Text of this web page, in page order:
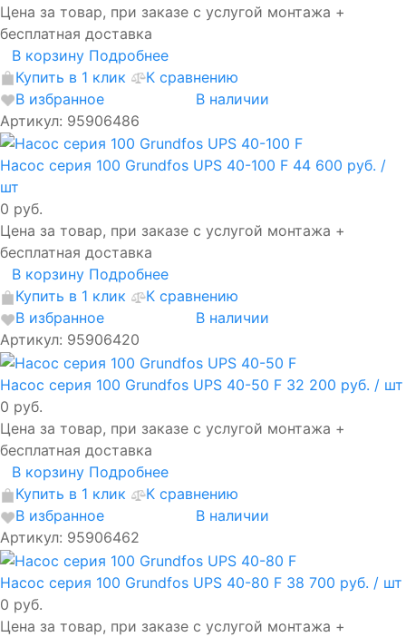
Цена за товар, при заказе с услугой монтажа +
бесплатная доставка
В корзину Подробнее
Купить в 1 клик
К сравнению
В избранное
В наличии
Артикул: 95906486
Насос серия 100 Grundfos UPS 40-100 F 44 600 руб. /
шт
0 руб.
Цена за товар, при заказе с услугой монтажа +
бесплатная доставка
В корзину Подробнее
Купить в 1 клик
К сравнению
В избранное
В наличии
Артикул: 95906420
Насос серия 100 Grundfos UPS 40-50 F 32 200 руб. / шт
0 руб.
Цена за товар, при заказе с услугой монтажа +
бесплатная доставка
В корзину Подробнее
Купить в 1 клик
К сравнению
В избранное
В наличии
Артикул: 95906462
Насос серия 100 Grundfos UPS 40-80 F 38 700 руб. / шт
0 руб.
Цена за товар, при заказе с услугой монтажа +